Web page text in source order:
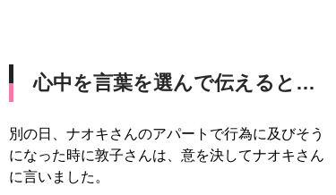
心中を言葉を選んで伝えると…
別の日、ナオキさんのアパートで行為に及びそう
になった時に敦子さんは、意を決してナオキさん
に言いました。